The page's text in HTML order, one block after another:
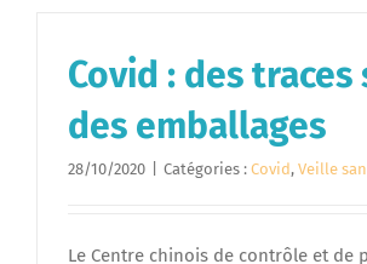
Covid : des traces
des emballages
28/10/2020 Catégories : Covid, Veille
Le Centre chinois de contrôle et de